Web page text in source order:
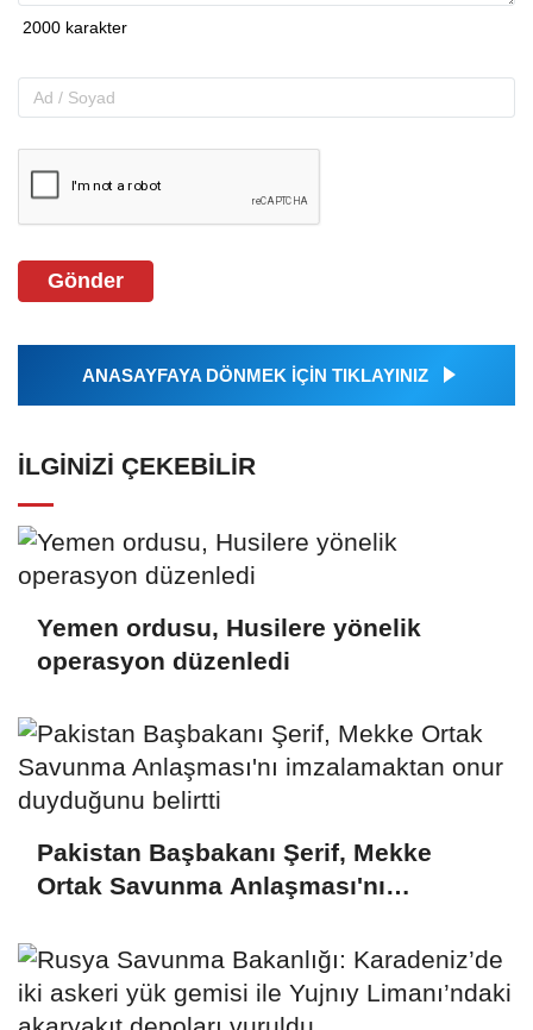
Gönder
ANASAYFAYA DÖNMEK İÇİN TIKLAYINIZ
İLGINIZI ÇEKEBILIR
Yemen ordusu, Husilere yönelik
operasyon düzenledi
Pakistan Başbakanı Şerif, Mekke
Ortak Savunma Anlaşması'nı
belirtti